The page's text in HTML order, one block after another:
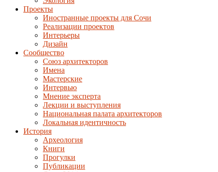
Проекты
Иностранные проекты для Сочи
Реализации проектов
Интерьеры
Дизайн
Сообщество
Союз архитекторов
Имена
Мастерские
Интервью
Мнение эксперта
Лекции и выступления
Национальная палата архитекторов
Локальная идентичность
История
Археология
Книги
Прогулки
Публикации